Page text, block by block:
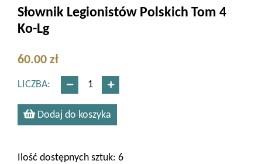
Słownik Legionistów Polskich Tom 4
Ko-Lg
60.00 zł
LICZBA:
Dodaj do koszyka
Ilość dostępnych sztuk: 6